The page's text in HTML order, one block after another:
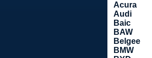
Acura
Audi
Baic
BAW
Belgee
BMW